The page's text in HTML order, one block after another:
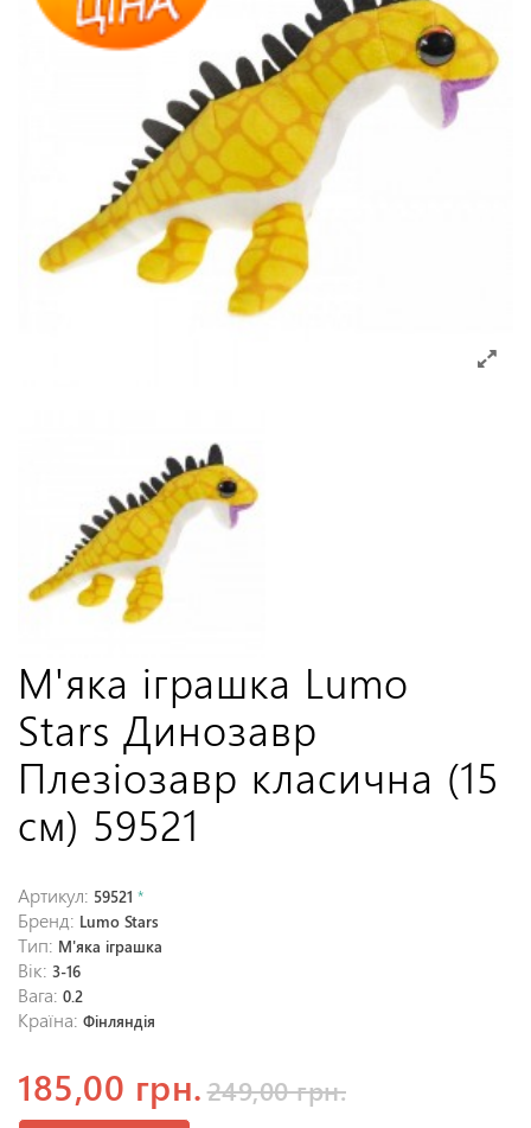
М'яка іграшка Lumo
Stars Динозавр
Плезіозавр класична (15
см) 59521
Артикул: 59521 *
Бренд: Lumo Stars
Тип: М'яка іграшка
Вік: 3-16
Вага: 0.2
Країна: Фінляндія
185,00 грн.249,00 грн.